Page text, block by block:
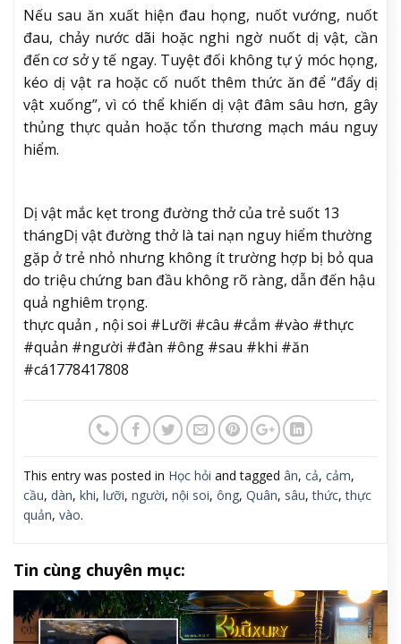
Nếu sau ăn xuất hiện đau họng, nuốt vướng, nuốt
đau, chảy nước dãi hoặc nghi ngờ nuốt dị vật, cần
đến cơ sở y tế ngay. Tuyệt đối không tự ý móc họng,
kéo dị vật ra hoặc cố nuốt thêm thức ăn để “đẩy dị
vật xuống”, vì có thể khiến dị vật đâm sâu hơn, gây
thủng thực quản hoặc tổn thương mạch máu nguy
hiểm.
Dị vật mắc kẹt trong đường thở của trẻ suốt 13
thángDị vật đường thở là tai nạn nguy hiểm thường
gặp ở trẻ nhỏ nhưng không ít trường hợp bị bỏ qua
do triệu chứng ban đầu không rõ ràng, dẫn đến hậu
quả nghiêm trọng.
thực quản , nội soi #Lưỡi #câu #cắm #vào #thực
#quản #người #đàn #ông #sau #khi #ăn
#cá1778417808
This entry was posted in Học hỏi and tagged ân, cả, cảm,
cầu, dàn, khi, lưỡi, người, nội soi, ông, Quân, sâu,thức,thực
quản, vào.
Tin cùng chuyên mục: